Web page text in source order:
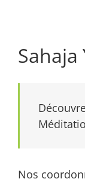
Sahaja
Nos